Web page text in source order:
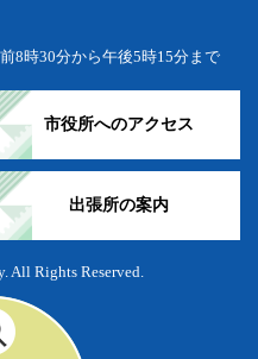
8時30分から午後5時15分まで
市役所へのアクセス
出張所の案内
All Rights Reserved.